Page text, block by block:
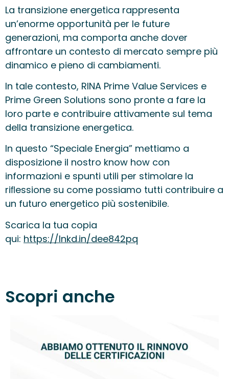
La transizione energetica rappresenta
un’enorme opportunità per le future
generazioni, ma comporta anche dover
affrontare un contesto di mercato sempre più
dinamico e pieno di cambiamenti.
In tale contesto, RINA Prime Value Services e
Prime Green Solutions sono pronte a fare la
loro parte e contribuire attivamente sul tema
della transizione energetica.
In questo “Speciale Energia” mettiamo a
disposizione il nostro know how con
informazioni e spunti utili per stimolare la
riﬂessione su come possiamo tutti contribuire a
un futuro energetico più sostenibile.
Scarica la tua copia
qui: https://lnkd.in/dee842pq
Scopri anche